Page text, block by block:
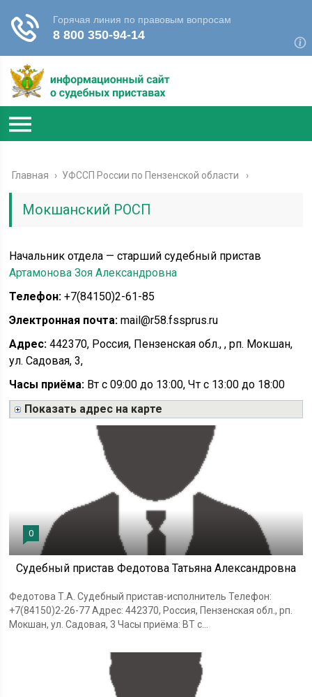
Главная › УФССП России по Пензенской области
Мокшанский РОСП
Начальник отдела — старший судебный пристав
Артамонова Зоя Александровна
Телефон: +7(84150)2-61-85
Электронная почта: mail@r58.fssprus.ru
Адрес: 442370, Россия, Пензенская обл., , рп. Мокшан,
ул. Садовая, 3,
Часы приёма: Вт с 09:00 до 13:00, Чт с 13:00 до 18:00
Показать адрес на карте
0
Судебный пристав Федотова Татьяна Александровна
Федотова Т.А. Судебный пристав-исполнитель Телефон:
+7(84150)2-26-77 Адрес: 442370, Россия, Пензенская обл., рп.
Мокшан, ул. Садовая, 3 Часы приёма: ВТ с...